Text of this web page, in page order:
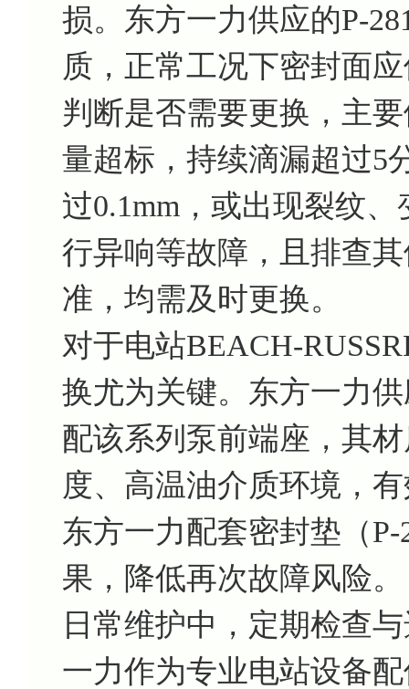
损。东方一力供应的P-
质，正常工况下密封面
判断是否需要更换，主
量超标，持续滴漏超过5
过0.1mm，或出现裂纹
行异响等故障，且排查
准，均需及时更换。
对于电站BEACH-
换尤为关键。东方一力
配该系列泵前端座，其
度、高温油介质环境，
东方一力配套密封垫（
果，降低再次故障风险。
日常维护中，定期检查
一力作为专业电站设备